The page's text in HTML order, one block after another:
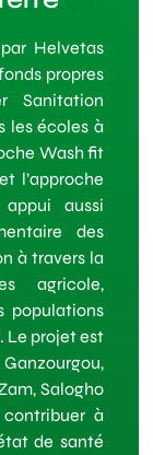
Helvetas
propres
Sanitation
les écoles à
Wash fit
l’approche
aussi
des
à travers la
agricole,
populations
Le projet est
Salogho
à
de santé